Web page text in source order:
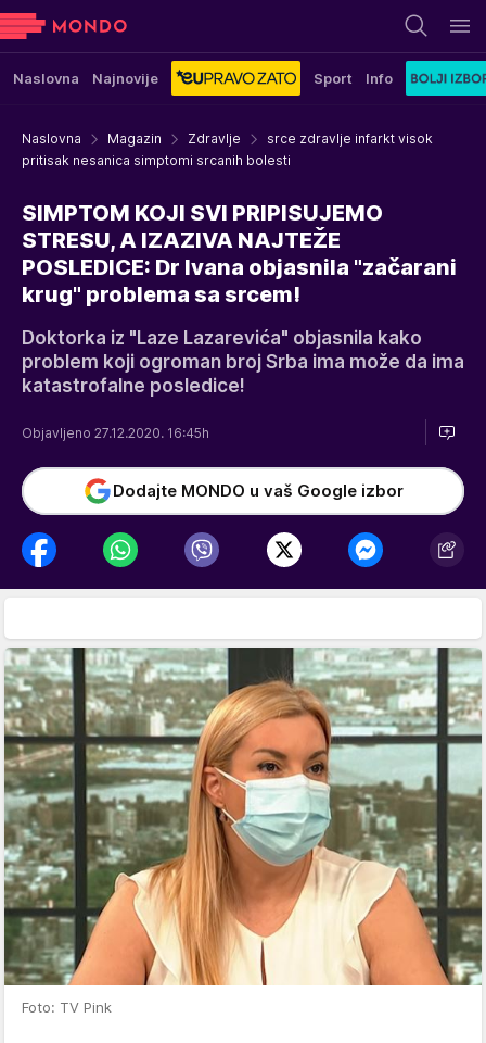
Naslovna Najnovije Sport Info
Naslovna Magazin Zdravlje
srce zdravlje infarkt visok
pritisak nesanica simptomi srcanih bolesti
SIMPTOM KOJI SVI PRIPISUJEMO
STRESU, A IZAZIVA NAJTEŽE
POSLEDICE: Dr Ivana objasnila "začarani
krug" problema sa srcem!
Doktorka iz "Laze Lazarevića" objasnila kako
problem koji ogroman broj Srba ima može da ima
katastrofalne posledice!
Objavljeno 27.12.2020. 16:45h
Dodajte MONDO u vaš Google izbor
Foto: TV Pink